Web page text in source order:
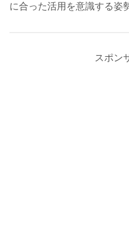
に合った活用を意識する姿
スポン